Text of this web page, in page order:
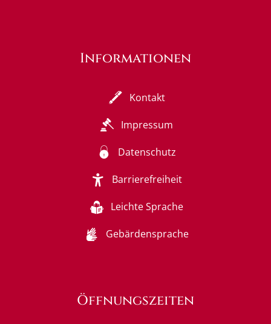
Informationen
Kontakt
Impressum
Datenschutz
Barrierefreiheit
Leichte Sprache
Gebärdensprache
Öffnungszeiten